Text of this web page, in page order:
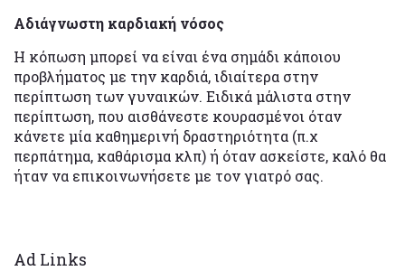
Αδιάγνωστη καρδιακή νόσος
Η κόπωση μπορεί να είναι ένα σημάδι κάποιου
προβλήματος με την καρδιά, ιδιαίτερα στην
περίπτωση των γυναικών. Ειδικά μάλιστα στην
περίπτωση, που αισθάνεστε κουρασμένοι όταν
κάνετε μία καθημερινή δραστηριότητα (π.χ
περπάτημα, καθάρισμα κλπ) ή όταν ασκείστε, καλό θα
ήταν να επικοινωνήσετε με τον γιατρό σας.
Ad Links